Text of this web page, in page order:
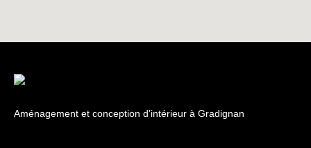
Aménagement et conception d’intérieur à Gradignan